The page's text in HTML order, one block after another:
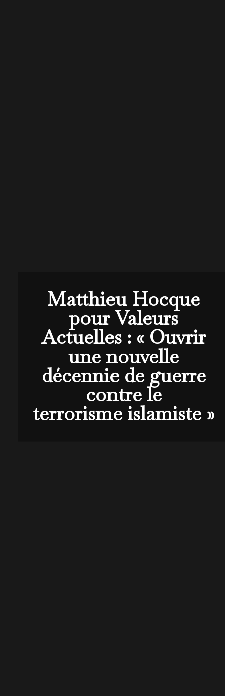
Matthieu Hocque
pour Valeurs
Actuelles : « Ouvrir
une nouvelle
décennie de guerre
contre le
terrorisme islamiste »